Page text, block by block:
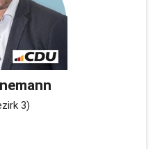
3)